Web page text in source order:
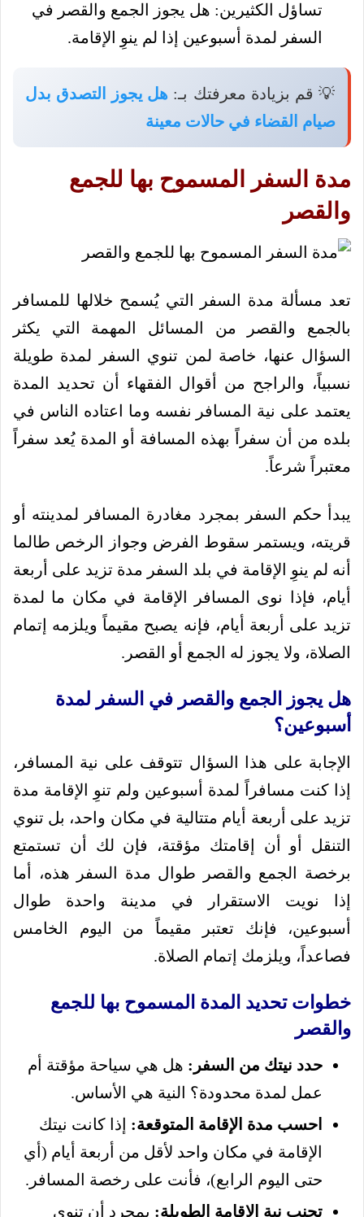
تساؤل الكثيرين: هل يجوز الجمع والقصر في
السفر لمدة أسبوعين إذا لم ينوِ الإقامة.
💡 قم بزيادة معرفتك بـ: هل يجوز التصدق بدل
صيام القضاء في حالات معينة
مدة السفر المسموح بها للجمع
والقصر
تعد مسألة مدة السفر التي يُسمح خلالها للمسافر
بالجمع والقصر من المسائل المهمة التي يكثر
السؤال عنها، خاصة لمن تنوي السفر لمدة طويلة
نسبياً، والراجح من أقوال الفقهاء أن تحديد المدة
يعتمد على نية المسافر نفسه وما اعتاده الناس في
بلده من أن سفراً بهذه المسافة أو المدة يُعد سفراً
معتبراً شرعاً.
يبدأ حكم السفر بمجرد مغادرة المسافر لمدينته أو
قريته، ويستمر سقوط الفرض وجواز الرخص طالما
أنه لم ينوِ الإقامة في بلد السفر مدة تزيد على أربعة
أيام، فإذا نوى المسافر الإقامة في مكان ما لمدة
تزيد على أربعة أيام، فإنه يصبح مقيماً ويلزمه إتمام
الصلاة، ولا يجوز له الجمع أو القصر.
هل يجوز الجمع والقصر في السفر لمدة
أسبوعين؟
الإجابة على هذا السؤال تتوقف على نية المسافر،
إذا كنت مسافراً لمدة أسبوعين ولم تنوِ الإقامة مدة
تزيد على أربعة أيام متتالية في مكان واحد، بل تنوي
التنقل أو أن إقامتك مؤقتة، فإن لك أن تستمتع
برخصة الجمع والقصر طوال مدة السفر هذه، أما
إذا نويت الاستقرار في مدينة واحدة طوال
أسبوعين، فإنك تعتبر مقيماً من اليوم الخامس
فصاعداً، ويلزمك إتمام الصلاة.
خطوات تحديد المدة المسموح بها للجمع
والقصر
حدد نيتك من السفر: هل هي سياحة مؤقتة أم
عمل لمدة محدودة؟ النية هي الأساس.
احسب مدة الإقامة المتوقعة: إذا كانت نيتك
الإقامة في مكان واحد لأقل من أربعة أيام (أي
حتى اليوم الرابع)، فأنت على رخصة المسافر.
تجنب نية الإقامة الطويلة: بمجرد أن تنوي